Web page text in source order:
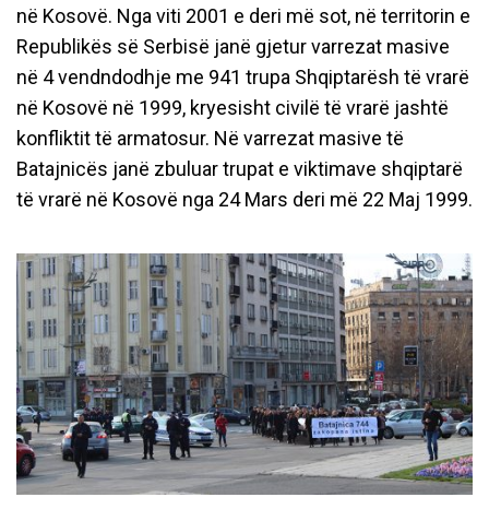
në Kosovë. Nga viti 2001 e deri më sot, në territorin e
Republikës së Serbisë janë gjetur varrezat masive
në 4 vendndodhje me 941 trupa Shqiptarësh të vrarë
në Kosovë në 1999, kryesisht civilë të vrarë jashtë
konfliktit të armatosur. Në varrezat masive të
Batajnicës janë zbuluar trupat e viktimave shqiptarë
të vrarë në Kosovë nga 24 Mars deri më 22 Maj 1999.